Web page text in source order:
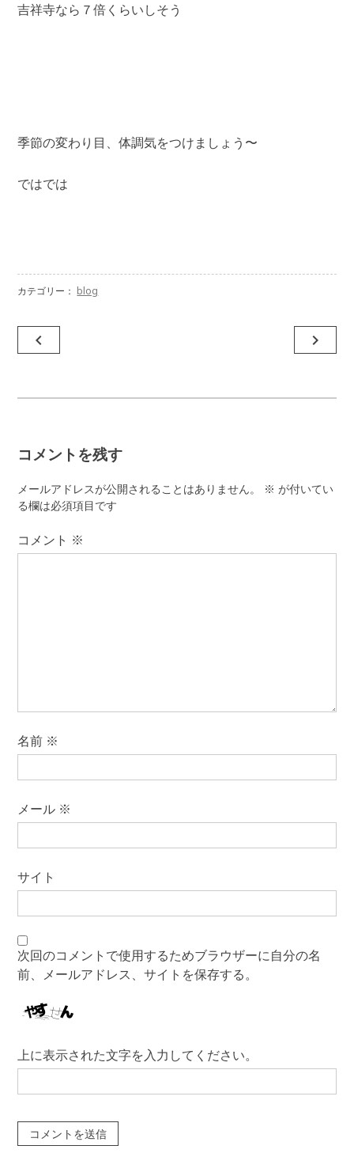
吉祥寺なら７倍くらいしそう
季節の変わり目、体調気をつけましょう〜
ではでは
カテゴリー： blog
投
稿
ー
シ
ョ
navigate_before navigate_next
コメントを残す
メールアドレスが公開されることはありません。 ※ が付いてい
る欄は必須項目です
コメント ※
名前 ※
メール ※
サイト
次回のコメントで使用するためブラウザーに自分の名
前、メールアドレス、サイトを保存する。
上に表示された文字を入力してください。